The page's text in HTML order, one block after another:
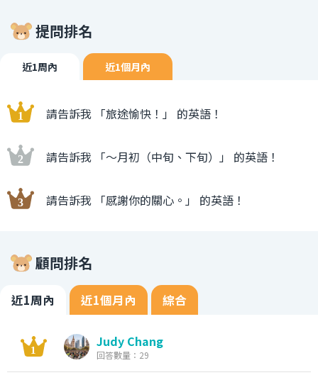
提問排名
近1周內 近1個月內
請告訴我 「旅途愉快！」 的英語！
請告訴我 「〜月初（中旬、下旬）」 的英語！
請告訴我 「感謝你的關心。」 的英語！
顧問排名
近1周內 近1個月內 綜合
Judy Chang
回答數量：29